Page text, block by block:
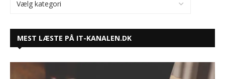
MEST LÆSTE PÅ IT-KANALEN.DK